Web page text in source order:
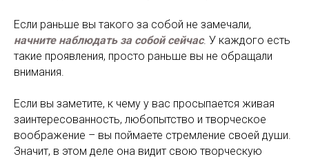
Если раньше вы такого за собой не замечали,
начните наблюдать за собой сейчас. У каждого есть
такие проявления, просто раньше вы не обращали
внимания.
Если вы заметите, к чему у вас просыпается живая
заинтересованность, любопытство и творческое
воображение – вы поймаете стремление своей души.
Значит, в этом деле она видит свою творческую